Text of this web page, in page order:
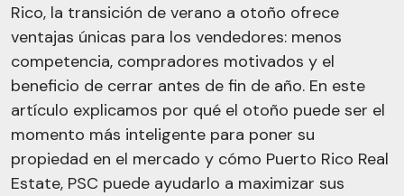
Rico, la transición de verano a otoño ofrece
ventajas únicas para los vendedores: menos
competencia, compradores motivados y el
beneficio de cerrar antes de fin de año. En este
artículo explicamos por qué el otoño puede ser el
momento más inteligente para poner su
propiedad en el mercado y cómo Puerto Rico Real
Estate, PSC puede ayudarlo a maximizar sus